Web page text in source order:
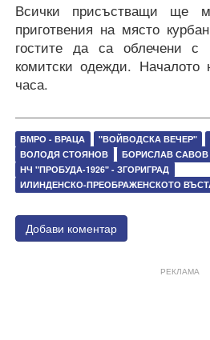
Всички присъстващи ще
приготвения на място
гостите да са облечени с
комитски одежди.
часа.
ВМРО - ВРАЦА "ВОЙВОДСКА ВЕЧЕР"
ВОЛОДЯ СТОЯНОВ
БОРИСЛАВ САВОВ
НЧ "ПРОБУДА-1926" - ЗГОРИГРАД
ИЛИНДЕНСКО-ПРЕОБРАЖЕНСКОТО
Добави коментар
РЕКЛАМА